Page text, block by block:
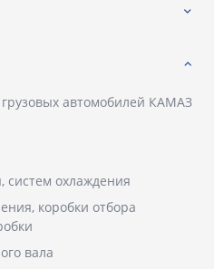
автомобилей КАМАЗ
систем охлаждения
коробки отбора
вала